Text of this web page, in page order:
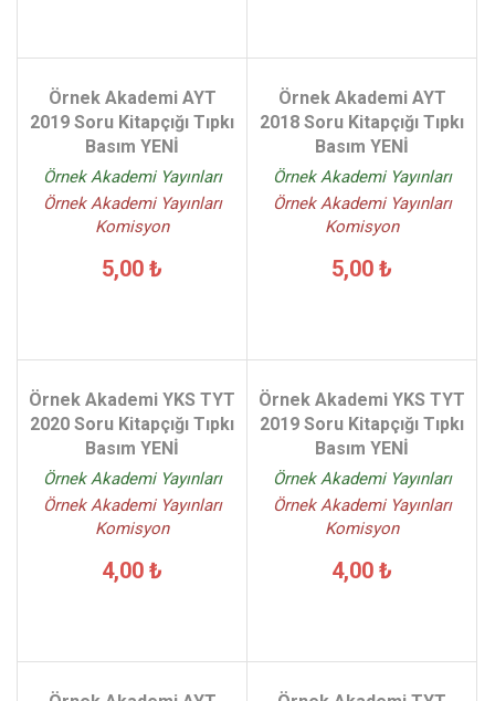
Örnek Akademi AYT
2019 Soru Kitapçığı Tıpkı
Basım YENİ
Örnek Akademi Yayınları
Örnek Akademi Yayınları
Komisyon
5,00 ₺
Örnek Akademi AYT
2018 Soru Kitapçığı Tıpkı
Basım YENİ
Örnek Akademi Yayınları
Örnek Akademi Yayınları
Komisyon
5,00 ₺
Örnek Akademi YKS TYT
2020 Soru Kitapçığı Tıpkı
Basım YENİ
Örnek Akademi Yayınları
Örnek Akademi Yayınları
Komisyon
4,00 ₺
Örnek Akademi YKS TYT
2019 Soru Kitapçığı Tıpkı
Basım YENİ
Örnek Akademi Yayınları
Örnek Akademi Yayınları
Komisyon
4,00 ₺